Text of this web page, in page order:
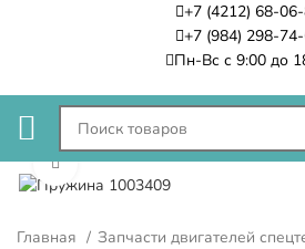
+7 (4212) 68-
+7 (984) 298-
Пн-Вс с 9:00 до
Нажмите, чтобы увеличить
Главная
Запчасти двигателей